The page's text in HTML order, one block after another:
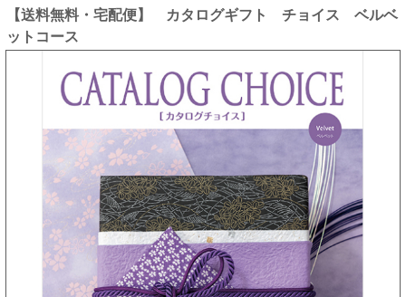
頂いた金額 初盆 お返し 40%OFF
お値引き 送料無料 カタログ
特選ギフト セット商品
初盆 お返し
お値引き
【送料無料・宅配便】 カタログギフト チョイス ベルベ
ットコース